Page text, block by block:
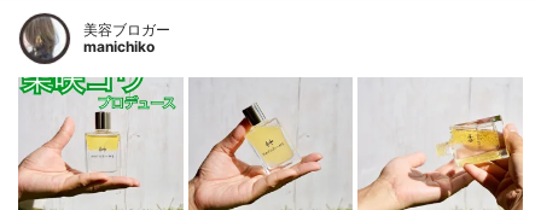
ル、レシチン、セルロースガム、ペンチレ
ングリコール、キサンタンガム、塩化Na、
炭酸水素Na、BG、フェノキシエタノール、
エタノール
美容ブロガー
manichiko